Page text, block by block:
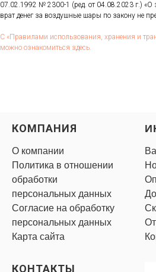
07.02.1992 № 2300-1 (ред. от 04.08.2023 г.) «О
врат де­нег за воз­душные ша­ры по за­кону не
С «Пра­вила­ми ис­поль­зо­вания, хра­нения и
мож­но оз­на­комить­ся здесь.
КОМПАНИЯ
О компании
Политика в отношении
обработки
персональных данных
Согласие на обработку
персональных данных
Карта сайта
КОНТАКТЫ